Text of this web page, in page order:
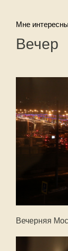
Мне
Вечер
Вечерняя